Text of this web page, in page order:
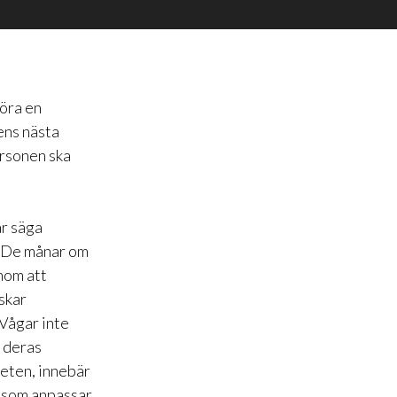
en
nästa
ska
säga
månar om
att
inte
innebär